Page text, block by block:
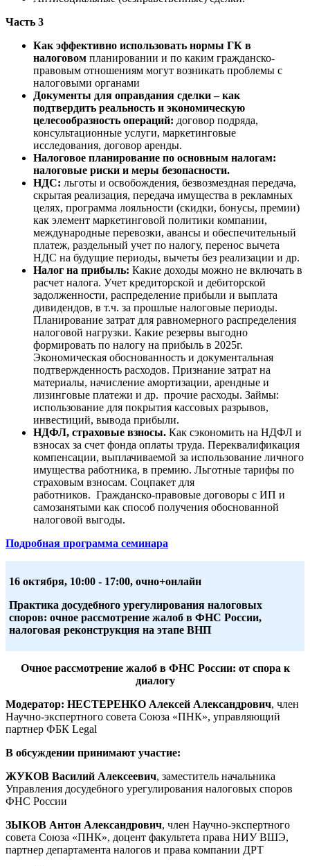
Часть 3
Как эффективно использовать нормы ГК в
налоговом планировании и по каким гражданско-
правовым отношениям могут возникать проблемы с
налоговыми органами
Документы для оправдания сделки – как
подтвердить реальность и экономическую
целесообразность операций: договор подряда,
консультационные услуги, маркетинговые
исследования, договор аренды.
Налоговое планирование по основным налогам:
налоговые риски и меры безопасности.
НДС: льготы и освобождения, безвозмездная передача,
скрытая реализация, передача имущества в рекламных
целях, программа лояльности (скидки, бонусы, премии)
как элемент маркетинговой политики компании,
международные перевозки, авансы и обеспечительный
платеж, раздельный учет по налогу, перенос вычета
НДС на будущие периоды, вычеты без реализации и др.
Налог на прибыль: Какие доходы можно не включать в
расчет налога. Учет кредиторской и дебиторской
задолженности, распределение прибыли и выплата
дивидендов, в т.ч. за прошлые налоговые периоды.
Планирование затрат для равномерного распределения
налоговой нагрузки. Какие резервы выгодно
формировать по налогу на прибыль в 2025г.
Экономическая обоснованность и документальная
подтвержденность расходов. Признание затрат на
материалы, начисление амортизации, арендные и
лизинговые платежи и др. прочие расходы. Займы:
использование для покрытия кассовых разрывов,
инвестиций, вывода прибыли.
НДФЛ, страховые взносы. Как сэкономить на НДФЛ и
взносах за счет фонда оплаты труда. Переквалификация
компенсации, выплачиваемой за использование личного
имущества работника, в премию. Льготные тарифы по
страховым взносам. Соцпакет для
работников. Гражданско-правовые договоры с ИП и
самозанятыми как способ получения обоснованной
налоговой выгоды.
Подробная программа семинара
16 октября, 10:00 - 17:00, очно+онлайн
Практика досудебного урегулирования налоговых
споров: очное рассмотрение жалоб в ФНС России,
налоговая реконструкция на этапе ВНП
Очное рассмотрение жалоб в ФНС России: от спора к
диалогу
Модератор: НЕСТЕРЕНКО Алексей Александрович, член
Научно-экспертного совета Союза «ПНК», управляющий
партнер ФБК Legal
В обсуждении принимают участие:
ЖУКОВ Василий Алексеевич, заместитель начальника
Управления досудебного урегулирования налоговых споров
ФНС России
ЗЫКОВ Антон Александрович, член Научно-экспертного
совета Союза «ПНК», доцент факультета права НИУ ВШЭ,
партнер департамента налогов и права компании ДРТ